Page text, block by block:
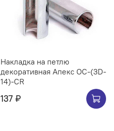
Накладка на петлю
декоративная Апекс OC-(3D-
14)-CR
137 ₽